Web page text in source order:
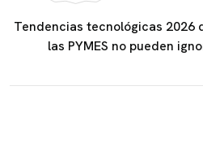
Tendencias tecnológicas 2026
las PYMES no pueden